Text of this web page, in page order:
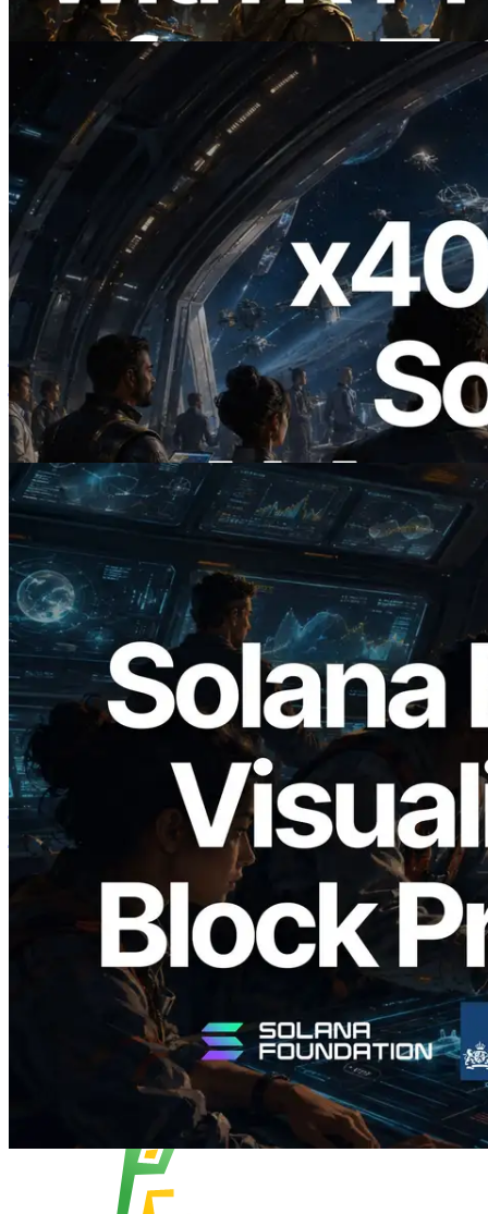
यह लेख पढ़ें
2026.07.04
ERPC ने x402 समर्थित Solana RPC लॉन्च
किया — AI एजेंट अब जरूरत के API के लिए ऑन-
डिमांड भुगतान कर सकते हैं
यह लेख पढ़ें
2026.05.24
Validators Solutions ने Solana Block
Analyzer लॉन्च किया — प्रति-slot ब्लॉक
उत्पादन समय और नियुक्त वैलिडेटर का
विज़ुअलाइज़ेशन